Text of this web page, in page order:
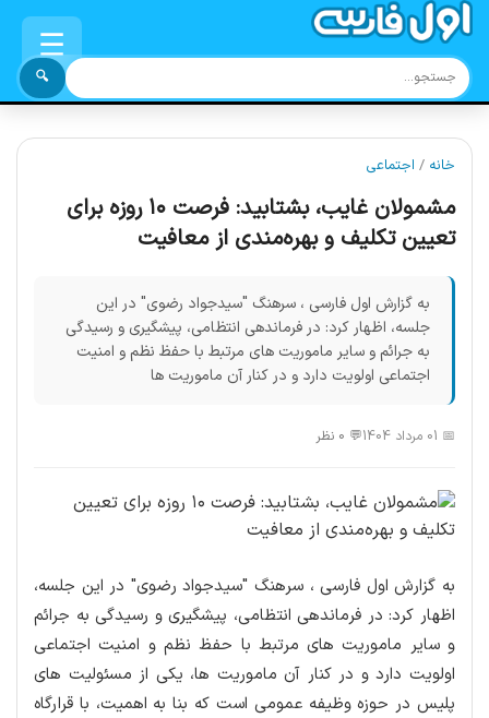
☰
🔍
خانه / اجتماعی
مشمولان غایب، بشتابید: فرصت ۱۰ روزه برای
تعیین تکلیف و بهره‌مندی از معافیت
به گزارش اول فارسی ، سرهنگ "سیدجواد رضوی" در این
جلسه، اظهار کرد: در فرماندهی انتظامی، پیشگیری و رسیدگی
به جرائم و سایر ماموریت های مرتبط با حفظ نظم و امنیت
اجتماعی اولویت دارد و در کنار آن ماموریت ها
📅 01 مرداد 1404 💬 0 نظر
به گزارش اول فارسی ، سرهنگ "سیدجواد رضوی" در این جلسه،
اظهار کرد: در فرماندهی انتظامی، پیشگیری و رسیدگی به جرائم
و سایر ماموریت های مرتبط با حفظ نظم و امنیت اجتماعی
اولویت دارد و در کنار آن ماموریت ها، یکی از مسئولیت های
پلیس در حوزه وظیفه عمومی است که بنا به اهمیت، با قرارگاه